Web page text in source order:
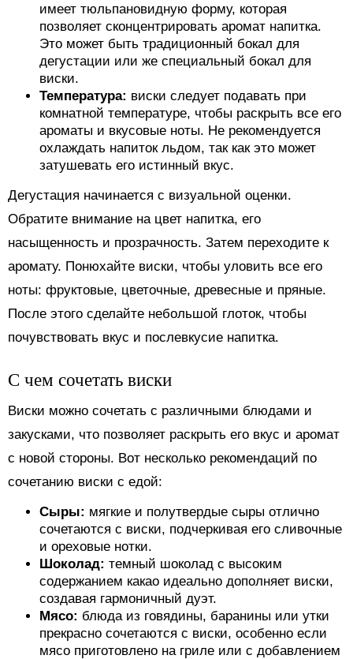
имеет тюльпановидную форму, которая
позволяет сконцентрировать аромат напитка.
Это может быть традиционный бокал для
дегустации или же специальный бокал для
виски.
Температура: виски следует подавать при
комнатной температуре, чтобы раскрыть все его
ароматы и вкусовые ноты. Не рекомендуется
охлаждать напиток льдом, так как это может
затушевать его истинный вкус.
Дегустация начинается с визуальной оценки.
Обратите внимание на цвет напитка, его
насыщенность и прозрачность. Затем переходите к
аромату. Понюхайте виски, чтобы уловить все его
ноты: фруктовые, цветочные, древесные и пряные.
После этого сделайте небольшой глоток, чтобы
почувствовать вкус и послевкусие напитка.
С чем сочетать виски
Виски можно сочетать с различными блюдами и
закусками, что позволяет раскрыть его вкус и аромат
с новой стороны. Вот несколько рекомендаций по
сочетанию виски с едой:
Сыры: мягкие и полутвердые сыры отлично
сочетаются с виски, подчеркивая его сливочные
и ореховые нотки.
Шоколад: темный шоколад с высоким
содержанием какао идеально дополняет виски,
создавая гармоничный дуэт.
Мясо: блюда из говядины, баранины или утки
прекрасно сочетаются с виски, особенно если
мясо приготовлено на гриле или с добавлением